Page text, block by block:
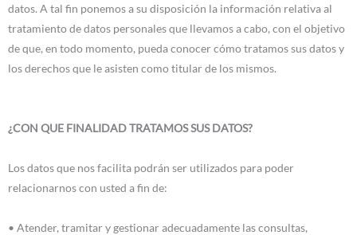
datos. A tal fin ponemos a su disposición la información relativa al
tratamiento de datos personales que llevamos a cabo, con el objetivo
de que, en todo momento, pueda conocer cómo tratamos sus datos y
los derechos que le asisten como titular de los mismos.
¿CON QUE FINALIDAD TRATAMOS SUS DATOS?
Los datos que nos facilita podrán ser utilizados para poder
relacionarnos con usted a fin de:
• Atender, tramitar y gestionar adecuadamente las consultas,